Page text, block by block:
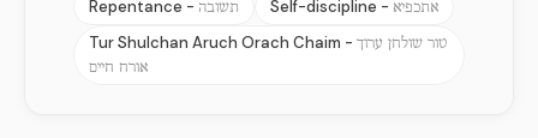
Repentance - תשובה Self-discipline - אתכפיא
Tur Shulchan Aruch Orach Chaim - טור שולחן ערוך
אורח חיים